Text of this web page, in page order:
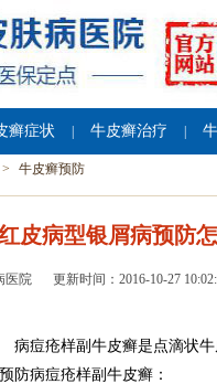
癣症状 牛皮癣治疗
> 牛皮癣预防
皮病型银屑病预防
医院 更新时间：2016-10-27
痘疮样副牛皮癣是点滴状牛
防病痘疮样副牛皮癣：